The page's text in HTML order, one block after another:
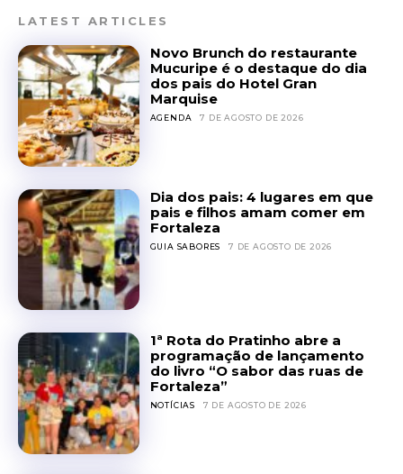
LATEST ARTICLES
Novo Brunch do restaurante
Mucuripe é o destaque do dia
dos pais do Hotel Gran
Marquise
AGENDA 7 DE AGOSTO DE 2026
Dia dos pais: 4 lugares em que
pais e filhos amam comer em
Fortaleza
GUIA SABORES 7 DE AGOSTO DE 2026
1ª Rota do Pratinho abre a
programação de lançamento
do livro “O sabor das ruas de
Fortaleza”
NOTÍCIAS 7 DE AGOSTO DE 2026